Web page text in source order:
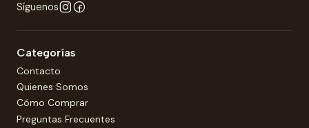
Síguenos
Categorías
Contacto
Quienes Somos
Cómo Comprar
Preguntas Frecuentes